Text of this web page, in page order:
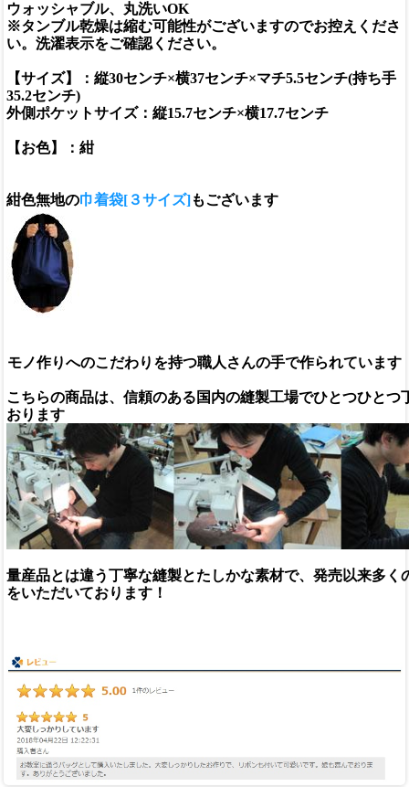
ウォッシャブル、丸洗いOK
※タンブル乾燥は縮む可能性がございますのでお控えくださ
い。洗濯表示をご確認ください。
【サイズ】：縦30センチ×横37センチ×マチ5.5センチ(持ち手
35.2センチ)
外側ポケットサイズ：縦15.7センチ×横17.7センチ
【お色】：紺
紺色無地の巾着袋[３サイズ]もございます
モノ作りへのこだわりを持つ職人さんの手で作られています
こちらの商品は、信頼のある国内の縫製工場でひとつひとつ
おります
量産品とは違う丁寧な縫製とたしかな素材で、発売以来多く
をいただいております！